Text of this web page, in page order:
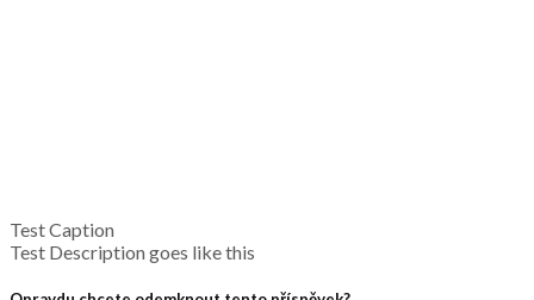
Test Caption
Test Description goes like this